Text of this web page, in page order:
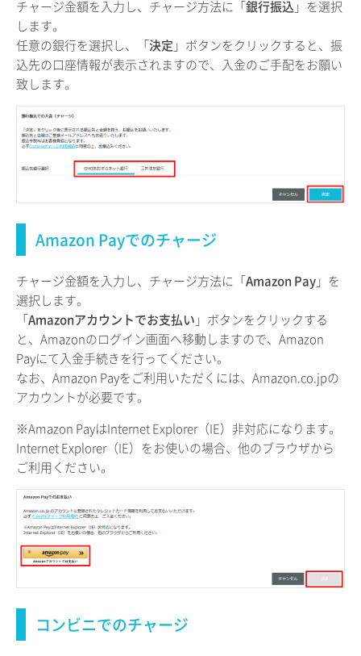
チャージ金額を入力し、チャージ方法に「銀行振込 」を選択
します。
任意の銀行を選択し、「決定 」ボタンをクリックすると、振
込先の口座情報が表示されますので、入金のご手配をお願い
致します。
Amazon Payでのチャージ
チャージ金額を入力し、チャージ方法に「Amazon Pay」を
選択します。
「Amazonアカウントでお支払い 」ボタンをクリックする
と、Amazonのログイン画面へ移動しますので、Amazon
Payにて入金手続きを行ってください。
なお、Amazon Payをご利用いただくには、Amazon.co.jpの
アカウントが必要です。
※Amazon PayはInternet Explorer（IE）非対応になります。
Internet Explorer（IE）をお使いの場合、他のブラウザから
ご利用ください。
コンビニでのチャージ